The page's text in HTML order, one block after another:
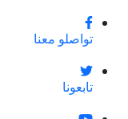
تواصلو معنا
تابعونا